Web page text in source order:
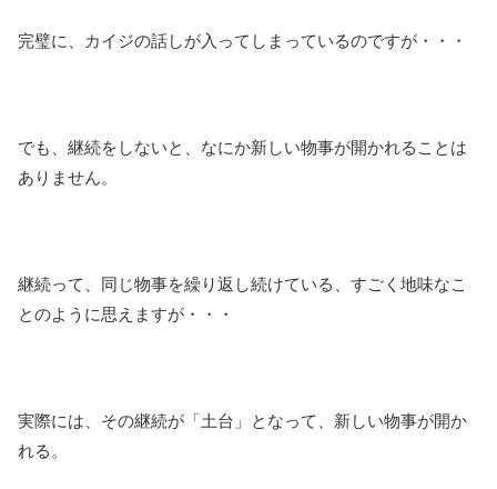
完璧に、カイジの話しが入ってしまっているのですが・・・
でも、継続をしないと、なにか新しい物事が開かれることは
ありません。
継続って、同じ物事を繰り返し続けている、すごく地味なこ
とのように思えますが・・・
実際には、その継続が「土台」となって、新しい物事が開か
れる。